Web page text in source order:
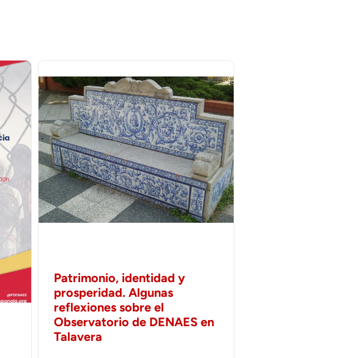
Patrimonio, identidad y
prosperidad. Algunas
reflexiones sobre el
Observatorio de DENAES en
Talavera